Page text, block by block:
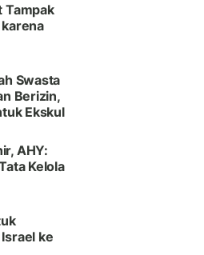
Tampak
Swasta
Berizin,
Ekskul
AHY:
Kelola
ke